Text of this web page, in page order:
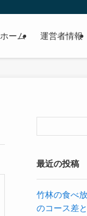
ホーム 運営者情報
最近の投稿
竹林の食べ
のコース差